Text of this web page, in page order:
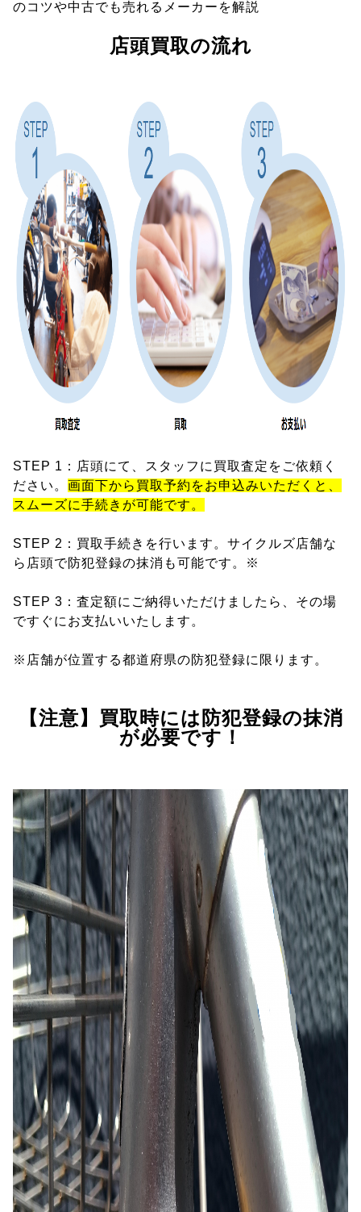
のコツや中古でも売れるメーカーを解説
店頭買取の流れ
STEP 1：店頭にて、スタッフに買取査定をご依頼く
ださい。 画面下から買取予約をお申込みいただくと、
スムーズに手続きが可能です。
STEP 2：買取手続きを行います。サイクルズ店舗な
ら店頭で防犯登録の抹消も可能です。※
STEP 3：査定額にご納得いただけましたら、その場
ですぐにお支払いいたします。
※店舗が位置する都道府県の防犯登録に限ります。
【注意】買取時には防犯登録の抹消
が必要です！